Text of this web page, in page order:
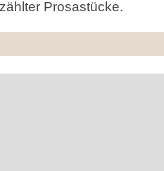
Prosastücke.